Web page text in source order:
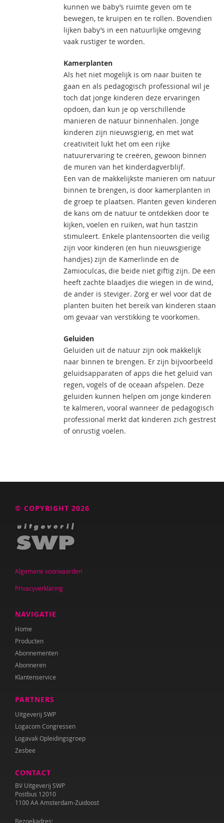
kunnen we baby’s ruimte geven om te
bewegen, te kruipen en te rollen. Bovendien
lijken baby’s in een natuurlijke omgeving
vaak rustiger te worden.
Kamerplanten
Als het niet mogelijk is om naar buiten te
gaan en als pedagogisch professional wil je
toch dat jonge kinderen deze ervaringen
opdoen, dan kun je op verschillende
manieren de natuur binnenhalen. Jonge
kinderen zijn nieuwsgierig, en met wat
creativiteit lukt het om een rijke
natuurervaring te creëren, gewoon binnen
de muren van het kinderdagverblijf.
Een van de makkelijkste manieren om natuur
binnen te brengen, is door kamerplanten in
de groep te plaatsen. Planten geven kinderen
de kans om de natuur te ontdekken door te
kijken, voelen en ruiken, wat hun tastzin
stimuleert. Enkele plantensoorten die veilig
zijn voor kinderen (en hun nieuwsgierige
handjes) zijn de Kamerlinde en de
Zamioculcas, die beide niet giftig zijn. De een
heeft zachte blaadjes die wiegen in de wind,
de ander is steviger. Zorg er wel voor dat de
planten buiten het bereik van kinderen staan
om gevaar van verstikking te voorkomen.
Geluiden
Geluiden uit de natuur zijn ook makkelijk
naar binnen te brengen. Er zijn bijvoorbeeld
geluidsapparaten of apps die het geluid van
regen, vogels of de oceaan afspelen. Deze
geluiden kunnen helpen om jonge kinderen
te kalmeren, vooral wanneer de pedagogisch
professional merkt dat kinderen zich gestrest
of onrustig voelen.
© COPYRIGHT 2026
Algemene voorwaarden
Privacyverklaring
NAVIGATIE
Home
Producten
Abonnementen
Abonneren
Klantenservice
PARTNERS
Uitgeverij SWP
Logacom Congressen
Logavak Opleidingsgroep
Zesbee
CONTACT
BV Uitgeverij SWP
Postbus 12010
1100 AA Amsterdam-Zuidoost
Bezoekadres: